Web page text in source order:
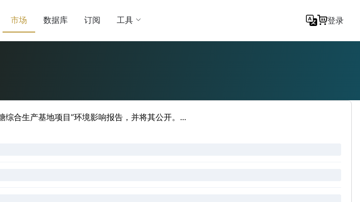
市场 数据库 订阅 工具 登录
合生产基地项目”环境影响报告，并将其公开。...